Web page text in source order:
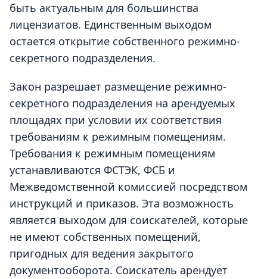
быть актуальным для большинства
лицензиатов. Единственным выходом
остается открытие собственного режимно-
секретного подразделения.
Закон разрешает размещение режимно-
секретного подразделения на арендуемых
площадях при условии их соответствия
требованиям к режимным помещениям.
Требования к режимным помещениям
устанавливаются ФСТЭК, ФСБ и
Межведомственной комиссией посредством
инструкций и приказов. Эта возможность
является выходом для соискателей, которые
не имеют собственных помещений,
пригодных для ведения закрытого
документооборота. Соискатель арендует